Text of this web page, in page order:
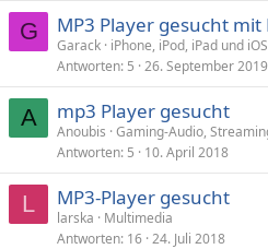
G MP3 Player gesucht
Garack iPhone, iPod, iPad und iOS
Antworten 5 26. September 2019
A mp3 Player gesucht
Anoubis Gaming-Audio,
Antworten 5 10. April 2018
L MP3-Player gesucht
larska
Multimedia
Antworten 16 24. Juli 2018